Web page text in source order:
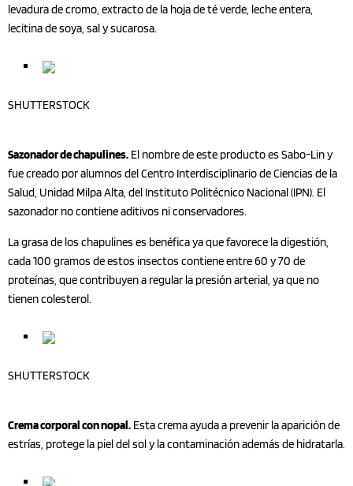
levadura de cromo, extracto de la hoja de té verde, leche entera,
lecitina de soya, sal y sucarosa.
SHUTTERSTOCK
Sazonador de chapulines. El nombre de este producto es Sabo-Lin y
fue creado por alumnos del Centro Interdisciplinario de Ciencias de la
Salud, Unidad Milpa Alta, del Instituto Politécnico Nacional (IPN). El
sazonador no contiene aditivos ni conservadores.
La grasa de los chapulines es benéfica ya que favorece la digestión,
cada 100 gramos de estos insectos contiene entre 60 y 70 de
proteínas, que contribuyen a regular la presión arterial, ya que no
tienen colesterol.
SHUTTERSTOCK
Crema corporal con nopal. Esta crema ayuda a prevenir la aparición de
estrías, protege la piel del sol y la contaminación además de hidratarla.